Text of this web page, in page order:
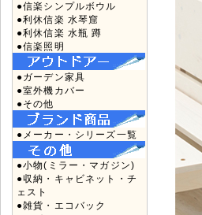
●信楽シンプルボウル
●利休信楽 水琴窟
●利休信楽 水瓶 蹲
●信楽照明
●ガーデン家具
●室外機カバー
●その他
●メーカー・シリーズ一覧
●小物(ミラー・マガジン)
●収納・キャビネット・チ
ェスト
●雑貨・エコバック